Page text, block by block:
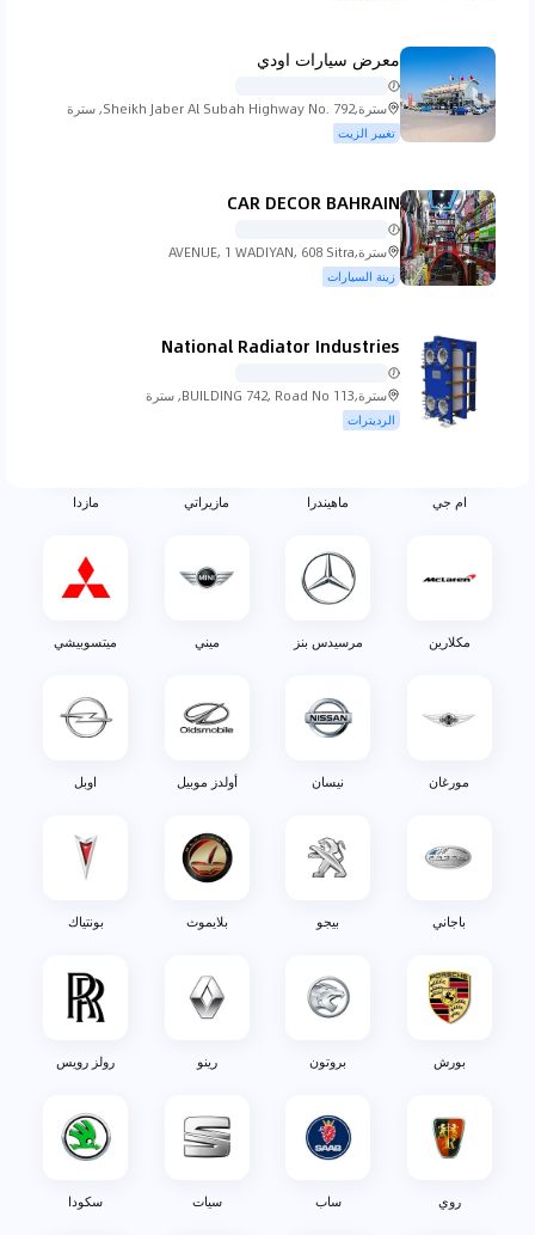
جاكوار
كوينجسيج
لاند روفر
ام جي ماهيندرا مازيراتي مازدا
مكلارين مرسيدس بنز ميني ميتسوبيشي
مورغان نيسان أولدز موبيل اوبل
باجاني بيجو بلايموث بونتياك
بورش بروتون رينو رولز رويس
روي ساب سيات سكودا
معرض سيارات اودي
سترة,Sheikh Jaber Al Subah Highway No. 792, سترة
تغيير الزيت
CAR DECOR BAHRAIN
سترة,AVENUE, 1 WADIYAN, 608 Sitra
زينة السيارات
National Radiator Industries
سترة,BUILDING 742, Road No 113, سترة
الرديترات